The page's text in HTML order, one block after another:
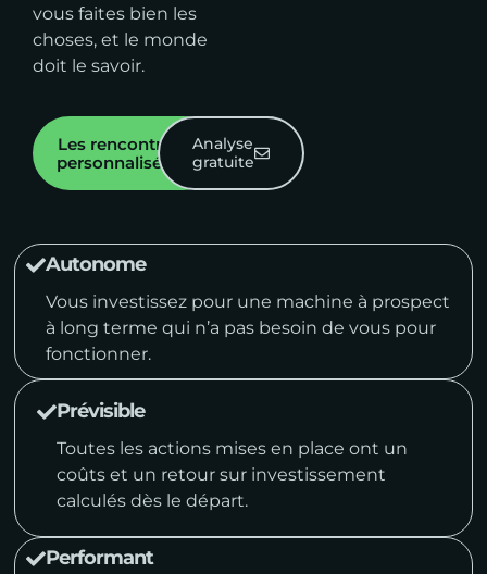
vous faites bien les
choses, et le monde
doit le savoir.
Les rencontres
personnalisées
Analyse
gratuite
Autonome
Vous investissez pour une machine à prospect
à long terme qui n’a pas besoin de vous pour
fonctionner.
Prévisible
Toutes les actions mises en place ont un
coûts et un retour sur investissement
calculés dès le départ.
Performant